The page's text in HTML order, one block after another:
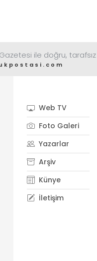
ile doğru,
Web TV
Foto Galeri
Yazarlar
Arşiv
Künye
İletişim